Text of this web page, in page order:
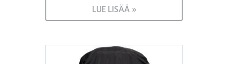
LUE LISÄÄ »